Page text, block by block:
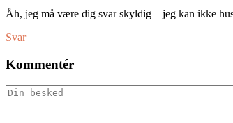
Åh, jeg må være dig svar skyldig – jeg kan ikke
Svar
Kommentér